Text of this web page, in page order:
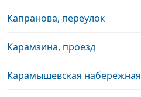
Капранова, переулок
Карамзина, проезд
Карамышевская набережная